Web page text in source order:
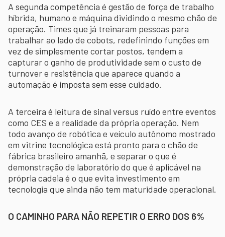
A segunda competência é gestão de força de trabalho
híbrida, humano e máquina dividindo o mesmo chão de
operação. Times que já treinaram pessoas para
trabalhar ao lado de cobots, redefinindo funções em
vez de simplesmente cortar postos, tendem a
capturar o ganho de produtividade sem o custo de
turnover e resistência que aparece quando a
automação é imposta sem esse cuidado.
A terceira é leitura de sinal versus ruído entre eventos
como CES e a realidade da própria operação. Nem
todo avanço de robótica e veículo autônomo mostrado
em vitrine tecnológica está pronto para o chão de
fábrica brasileiro amanhã, e separar o que é
demonstração de laboratório do que é aplicável na
própria cadeia é o que evita investimento em
tecnologia que ainda não tem maturidade operacional.
O CAMINHO PARA NÃO REPETIR O ERRO DOS 6%